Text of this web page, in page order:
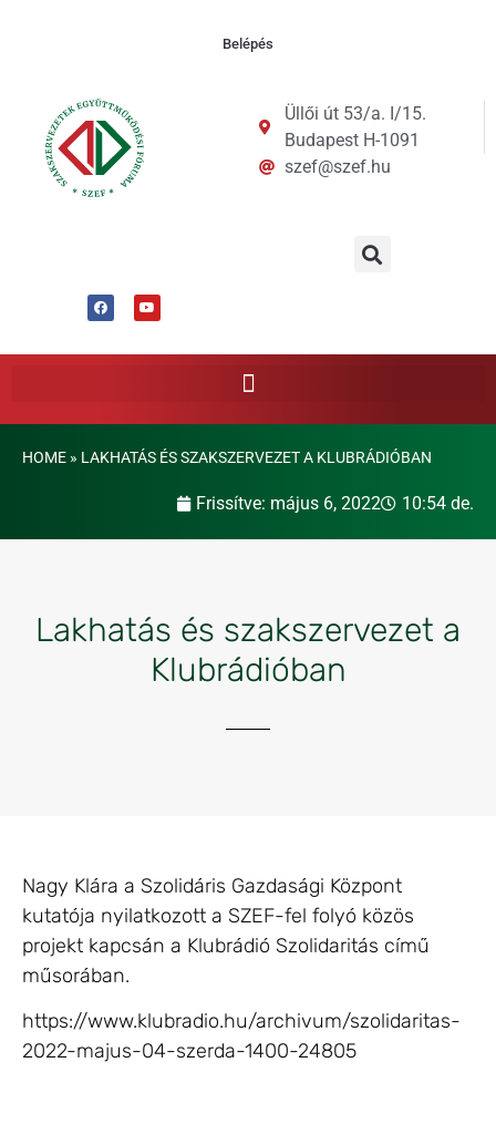
Belépés
Üllői út 53/a. I/15.
Budapest H-1091
szef@szef.hu
HOME » LAKHATÁS ÉS SZAKSZERVEZET A KLUBRÁDIÓBAN
Frissítve: május 6, 2022 10:54 de.
Lakhatás és szakszervezet a
Klubrádióban
Nagy Klára a Szolidáris Gazdasági Központ
kutatója nyilatkozott a SZEF-fel folyó közös
projekt kapcsán a Klubrádió Szolidaritás című
műsorában.
https://www.klubradio.hu/archivum/szolidaritas-
2022-majus-04-szerda-1400-24805